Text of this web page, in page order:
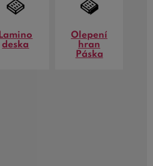
Lamino
deska
Olepení
hran
Páska